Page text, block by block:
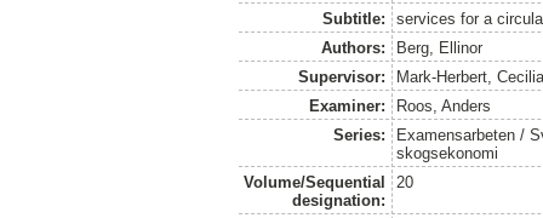
Subtitle:
services for a
Authors:
Berg, Ellinor
Supervisor:
Mark-Herbert,
Examiner:
Roos, Anders
Series:
Examensarbeten /
skogsekonomi
Volume/Sequential
designation:
20